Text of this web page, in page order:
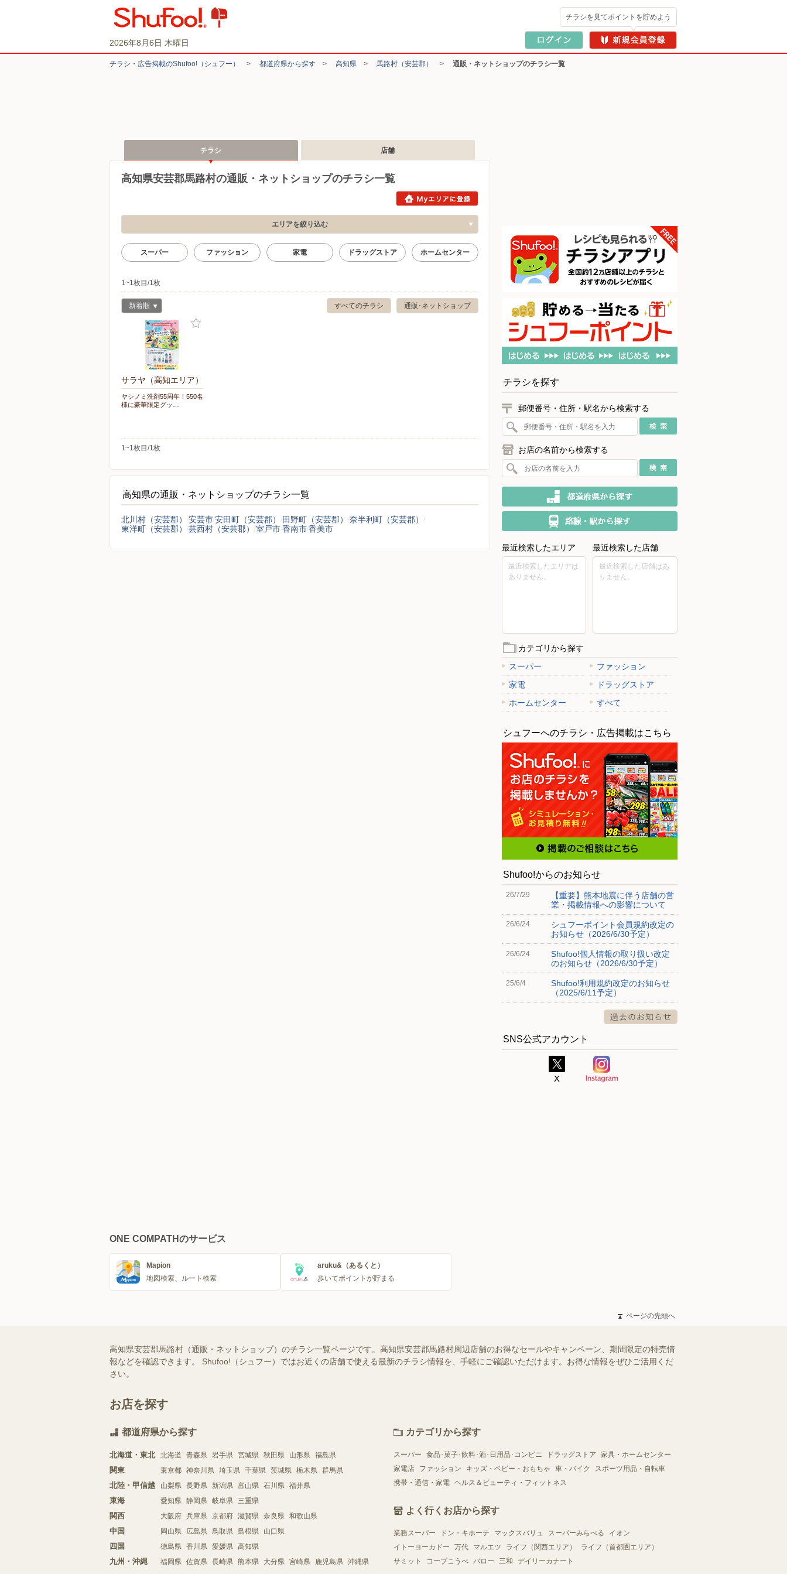
2026年8月6日 木曜日
チラシを見てポイントを貯めよう
チラシ・​広告掲載の​Shufoo!​（シュフー） > 都道府県から探す > 高知県 > 馬路村（安芸郡） > 通販・ネットショップのチラシ一覧
チラシ 店舗
高知県安芸郡馬路村の通販・ネットショップのチラシ一覧
エリアを絞り込む
スーパー ファッション 家電 ドラッグストア ホームセンター
1~1枚目/1枚
通販･ネットショップ
すべてのチラシ
新着順
サラヤ（高知エリア）
ヤシノミ洗剤55周年！550名
様に豪華限定グッ…
1~1枚目/1枚
高知県の通販・ネットショップのチラシ一覧
北川村（安芸郡） 安芸市安田町（安芸郡） 田野町（安芸郡）
奈半利町（安芸郡）
東洋町（安芸郡）
芸西村（安芸郡） 室戸市香南市香美市
チラシを探す
郵便番号・住所・駅名から検索する
お店の名前から検索する
最近検索したエリア
最近検索したエリアは
ありません。
最近検索した店舗
最近検索した店舗はあ
りません。
カテゴリから探す
スーパー
ファッション
家電
ドラッグストア
ホームセンター
すべて
シュフーへのチラシ・広告掲載はこちら
Shufoo!からのお知らせ
26/7/29
【重要】熊本地震に伴う店舗の営
業・掲載情報への影響について
26/6/24
シュフーポイント会員規約改定の
お知らせ（2026/6/30予定）
26/6/24
Shufoo!個人情報の取り扱い改定
のお知らせ（2026/6/30予定）
25/6/4
Shufoo!利用規約改定のお知らせ
（2025/6/11予定）
SNS公式アカウント
ONE COMPATHのサービス
Mapion
地図検索、ルート検索
aruku&（あるくと）
歩いてポイントが貯まる
ページの先頭へ
高知県安芸郡馬路村（通販・ネットショップ）のチラシ一覧ページです。高知県安芸郡馬路村周辺店舗のお得なセールやキャンペーン、期間限定の特売情
報などを確認できます。 Shufoo!（シュフー）ではお近くの店舗で使える最新のチラシ情報を、手軽にご確認いただけます。お得な情報をぜひご活用くだ
さい。
お店を探す
都道府県から探す
北海道・東北 北海道 青森県 岩手県 宮城県 秋田県 山形県 福島県
関東 東京都 神奈川県 埼玉県 千葉県 茨城県 栃木県 群馬県
北陸・甲信越 山梨県 長野県 新潟県 富山県 石川県 福井県
東海 愛知県 静岡県 岐阜県 三重県
関西 大阪府 兵庫県 京都府 滋賀県 奈良県 和歌山県
中国 岡山県 広島県 鳥取県 島根県 山口県
四国 徳島県 香川県 愛媛県 高知県
九州・沖縄 福岡県 佐賀県 長崎県 熊本県 大分県 宮崎県 鹿児島県 沖縄県
カテゴリから探す
スーパー 食品･菓子･飲料･酒･日用品･コンビニ ドラッグストア
家具・ホームセンター
家電店
ファッション キッズ・ベビー・おもちゃ 車・バイク
スポーツ用品・自転車
携帯・通信・家電 ヘルス＆ビューティ・フィットネス
よく行くお店から探す
業務スーパー ドン・キホーテ マックスバリュ スーパーみらべる
イオン
イトーヨーカドー
万代 マルエツ ライフ（関西エリア）
ライフ（首都圏エリア）
サミット
コープこうべ バロー 三和 デイリーカナート